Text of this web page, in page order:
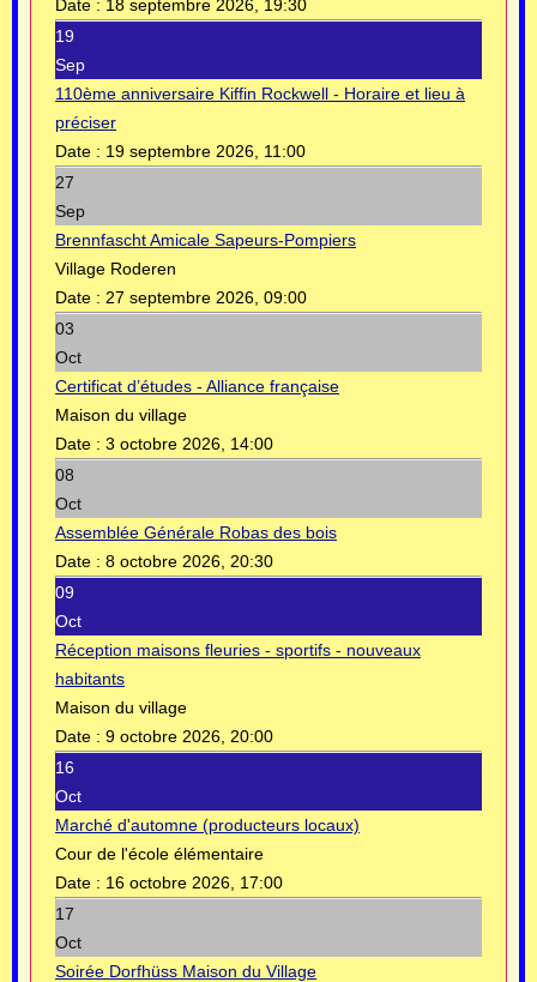
Date : 18 septembre 2026, 19:30
19
Sep
110ème anniversaire Kiffin Rockwell - Horaire et lieu à
préciser
Date : 19 septembre 2026, 11:00
27
Sep
Brennfascht Amicale Sapeurs-Pompiers
Village Roderen
Date : 27 septembre 2026, 09:00
03
Oct
Certificat d’études - Alliance française
Maison du village
Date : 3 octobre 2026, 14:00
08
Oct
Assemblée Générale Robas des bois
Date : 8 octobre 2026, 20:30
09
Oct
Réception maisons fleuries - sportifs - nouveaux
habitants
Maison du village
Date : 9 octobre 2026, 20:00
16
Oct
Marché d'automne (producteurs locaux)
Cour de l'école élémentaire
Date : 16 octobre 2026, 17:00
17
Oct
Soirée Dorfhüss Maison du Village